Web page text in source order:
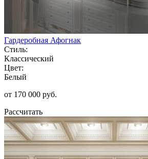
Гардеробная Афогнак
Стиль:
Классический
Цвет:
Белый
от 170 000 руб.
Рассчитать